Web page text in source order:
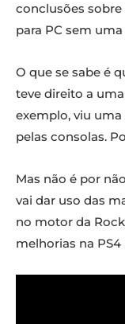
conclusões sobre
para PC sem
O que se sabe é
teve direito a
exemplo, viu
pelas consolas.
Mas não é por
vai dar uso das
no motor da
melhorias na PS4